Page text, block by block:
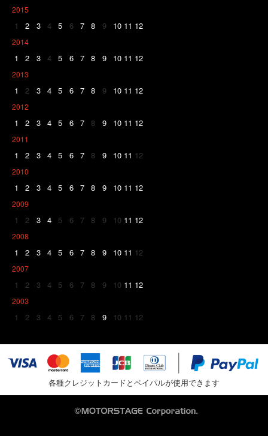
2015
1 2 3 4 5 6 7 8 9 10 11 12
2014
1 2 3 4 5 6 7 8 9 10 11 12
2013
1 2 3 4 5 6 7 8 9 10 11 12
2012
1 2 3 4 5 6 7 8 9 10 11 12
2011
1 2 3 4 5 6 7 8 9 10 11 12
2010
1 2 3 4 5 6 7 8 9 10 11 12
2009
1 2 3 4 5 6 7 8 9 10 11 12
2008
1 2 3 4 5 6 7 8 9 10 11 12
2007
1 2 3 4 5 6 7 8 9 10 11 12
2003
1 2 3 4 5 6 7 8 9 10 11 12
各種クレジットカードとペイパルが使用できます